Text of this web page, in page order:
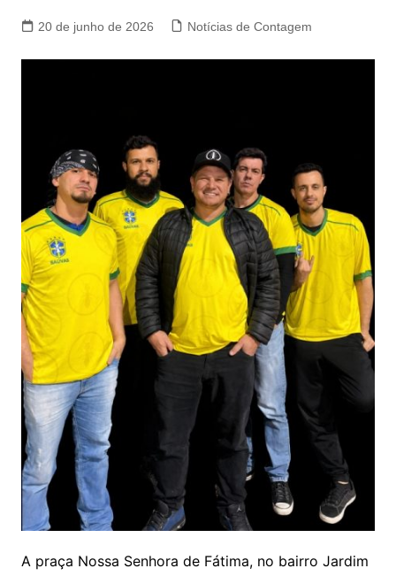
20 de junho de 2026 Notícias de Contagem
A praça Nossa Senhora de Fátima, no bairro Jardim